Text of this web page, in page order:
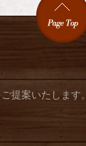
提案いたします。